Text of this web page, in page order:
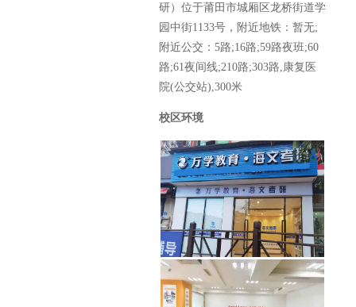
研）位于莆田市城厢区龙桥街道学
园中街1133号，附近地铁：暂无;
附近公交：5路;16路;59路夜班;60
路;61夜间线;210路;303路,康复医
院(公交站),300米
校区环境